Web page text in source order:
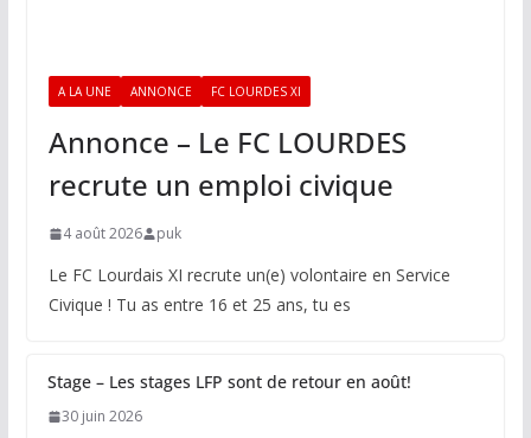
A LA UNE ANNONCE FC LOURDES XI
Annonce – Le FC LOURDES
recrute un emploi civique
4 août 2026 puk
Le FC Lourdais XI recrute un(e) volontaire en Service
Civique ! Tu as entre 16 et 25 ans, tu es
Stage – Les stages LFP sont de retour en août!
30 juin 2026